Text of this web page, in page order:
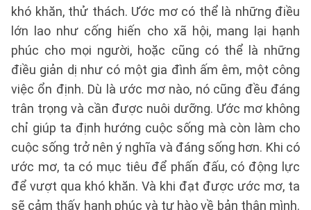
khó khăn, thử thách. Ước mơ có thể là những điều
lớn lao như cống hiến cho xã hội, mang lại hạnh
phúc cho mọi người, hoặc cũng có thể là những
điều giản dị như có một gia đình ấm êm, một công
việc ổn định. Dù là ước mơ nào, nó cũng đều đáng
trân trọng và cần được nuôi dưỡng. Ước mơ không
chỉ giúp ta định hướng cuộc sống mà còn làm cho
cuộc sống trở nên ý nghĩa và đáng sống hơn. Khi có
ước mơ, ta có mục tiêu để phấn đấu, có động lực
để vượt qua khó khăn. Và khi đạt được ước mơ, ta
sẽ cảm thấy hạnh phúc và tự hào về bản thân mình.